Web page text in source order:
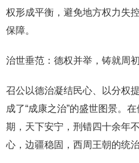
权形成平衡，避免地方权力失
保障。
治世垂范：德权并举，铸就周
召公以德治凝结民心、以分权
成了“成康之治”的盛世图景。
期，天下安宁，刑错四十余年
心，边疆稳固，西周王朝的统